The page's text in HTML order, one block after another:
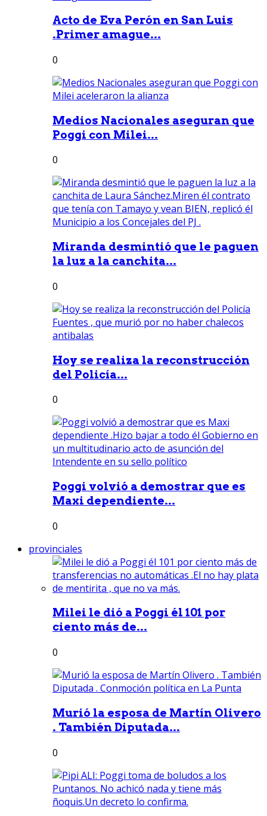
Acto de Eva Perón en San Luis
.Primer amague...
0
Medios Nacionales aseguran que
Poggi con Milei...
0
Miranda desmintió que le paguen
la luz a la canchita...
0
Hoy se realiza la reconstrucción
del Policía...
0
Poggi volvió a demostrar que es
Maxi dependiente...
0
provinciales
Milei le dió a Poggi él 101 por
ciento más de...
0
Murió la esposa de Martín Olivero
. También Diputada...
0